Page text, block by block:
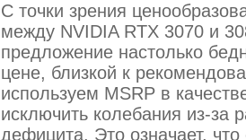
С точки зрения
между NVIDIA RTX 3070 и
предложение настолько
цене, близкой к
используем MSRP в
исключить колебания из-за
дефицита. Это означает, что